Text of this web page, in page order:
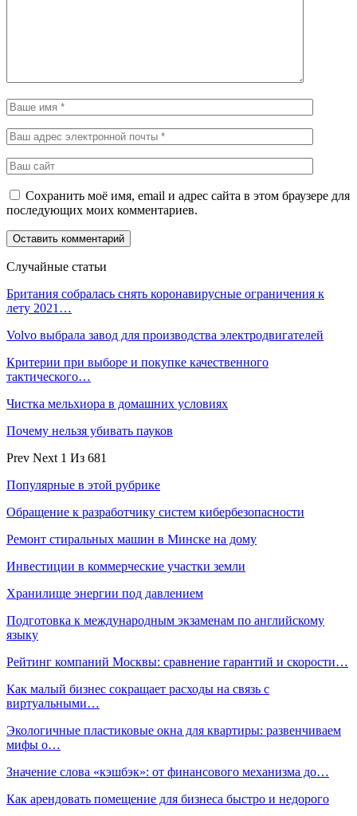
Сохранить моё имя, email и адрес сайта в этом браузере для
последующих моих комментариев.
Случайные статьи
Британия собралась снять коронавирусные ограничения к
лету 2021…
Volvo выбрала завод для производства электродвигателей
Критерии при выборе и покупке качественного
тактического…
Чистка мельхиора в домашних условиях
Почему нельзя убивать пауков
Prev Next 1 Из 681
Популярные в этой рубрике
Обращение к разработчику систем кибербезопасности
Ремонт стиральных машин в Минске на дому
Инвестиции в коммерческие участки земли
Хранилище энергии под давлением
Подготовка к международным экзаменам по английскому
языку
Рейтинг компаний Москвы: сравнение гарантий и скорости…
Как малый бизнес сокращает расходы на связь с
виртуальными…
Экологичные пластиковые окна для квартиры: развенчиваем
мифы о…
Значение слова «кэшбэк»: от финансового механизма до…
Как арендовать помещение для бизнеса быстро и недорого